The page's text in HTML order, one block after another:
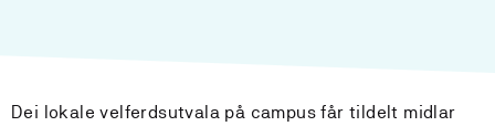
Dei lokale velferdsutvala på campus får tildelt midlar